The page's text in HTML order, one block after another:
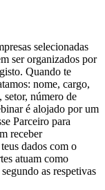
selecionadas
ser organizados por
Quando te
nome, cargo,
setor, número de
é alojado por um
Parceiro para
receber
dados com o
atuam como
as respetivas